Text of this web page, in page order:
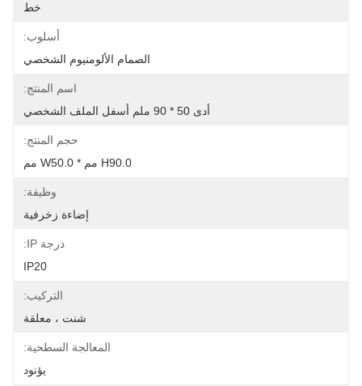
خط
أسلوب:
الصمام الألومنيوم الشخصي
اسم المنتج:
أدى 50 * 90 ملم أسفل الملف الشخصي
حجم المنتج:
H90.0 مم * W50.0 مم
وظيفة:
إضاءة زخرفية
درجة IP:
IP20
التركيب:
شنت ، معلقة
المعالجة السطحية:
يؤنود